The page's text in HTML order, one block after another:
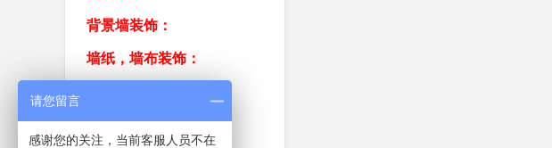
背景墙装饰：
墙纸，墙布装饰：
硅澡泥装饰：
请您留言
感谢您的关注，当前客服人员不在